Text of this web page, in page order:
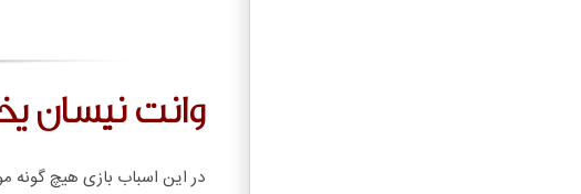
وانت نیسان
در این اسباب بازی هیچ گونه